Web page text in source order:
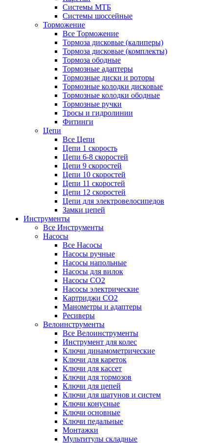
Системы МТБ
Системы шоссейные
Торможение
Все Торможение
Тормоза дисковые (калиперы)
Тормоза дисковые (комплекты)
Тормоза ободные
Тормозные адаптеры
Тормозные диски и роторы
Тормозные колодки дисковые
Тормозные колодки ободные
Тормозные ручки
Тросы и гидролинии
Фитинги
Цепи
Все Цепи
Цепи 1 скорость
Цепи 6-8 скоростей
Цепи 9 скоростей
Цепи 10 скоростей
Цепи 11 скоростей
Цепи 12 скоростей
Цепи для электровелосипедов
Замки цепей
Инструменты
Все Инструменты
Насосы
Все Насосы
Насосы ручные
Насосы напольные
Насосы для вилок
Насосы CO2
Насосы электрические
Картриджи CO2
Манометры и адаптеры
Ресиверы
Велоинструменты
Все Велоинструменты
Инструмент для колес
Ключи динамометрические
Ключи для кареток
Ключи для кассет
Ключи для тормозов
Ключи для цепей
Ключи для шатунов и систем
Ключи конусные
Ключи основные
Ключи педальные
Монтажки
Мультитулы складные